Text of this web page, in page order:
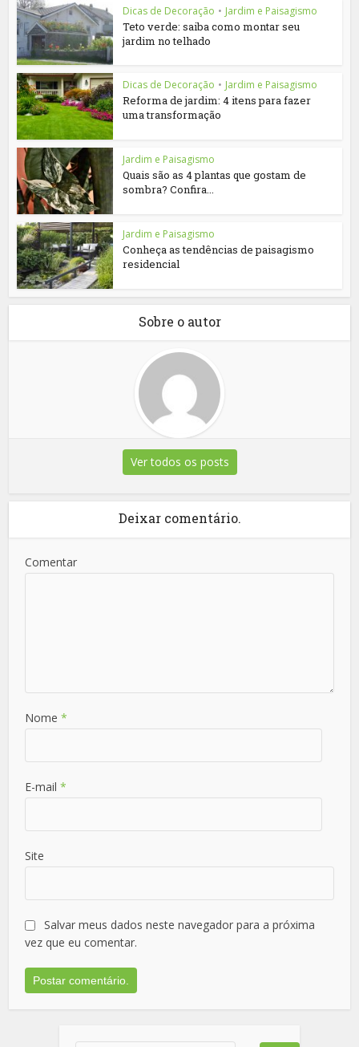
Dicas de Decoração • Jardim e Paisagismo
Teto verde: saiba como montar seu
jardim no telhado
Dicas de Decoração • Jardim e Paisagismo
Reforma de jardim: 4 itens para fazer
uma transformação
Jardim e Paisagismo
Quais são as 4 plantas que gostam de
sombra? Confira...
Jardim e Paisagismo
Conheça as tendências de paisagismo
residencial
Sobre o autor
Ver todos os posts
Deixar comentário.
Comentar
Nome*
E-mail*
Site
Salvar meus dados neste navegador para a próxima
vez que eu comentar.